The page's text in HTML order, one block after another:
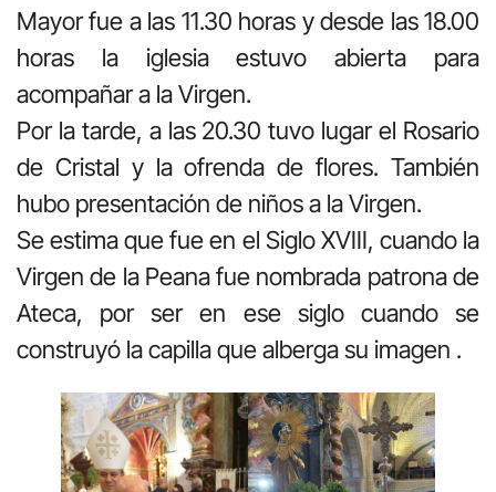
Mayor fue a las 11.30 horas y desde las 18.00
horas la iglesia estuvo abierta para
acompañar a la Virgen.
Por la tarde, a las 20.30 tuvo lugar el Rosario
de Cristal y la ofrenda de flores. También
hubo presentación de niños a la Virgen.
Se estima que fue en el Siglo XVIII, cuando la
Virgen de la Peana fue nombrada patrona de
Ateca, por ser en ese siglo cuando se
construyó la capilla que alberga su imagen .